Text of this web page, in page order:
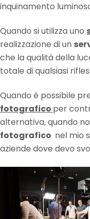
inquinamento
Quando si utilizza uno
realizzazione di un
che la qualità della
totale di qualsiasi
Quando è possibile
fotografico per
alternativa, quando
fotografico nel mio
aziende dove devo